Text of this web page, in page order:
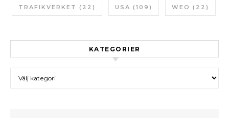
TRAFIKVERKET (22) USA (109) WEO (22)
KATEGORIER